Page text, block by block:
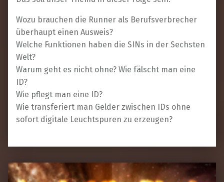
Wozu brauchen die Runner als Berufsverbrecher
überhaupt einen Ausweis?
Welche Funktionen haben die SINs in der Sechsten
Welt?
Warum geht es nicht ohne? Wie fälscht man eine
ID?
Wie pflegt man eine ID?
Wie transferiert man Gelder zwischen IDs ohne
sofort digitale Leuchtspuren zu erzeugen?